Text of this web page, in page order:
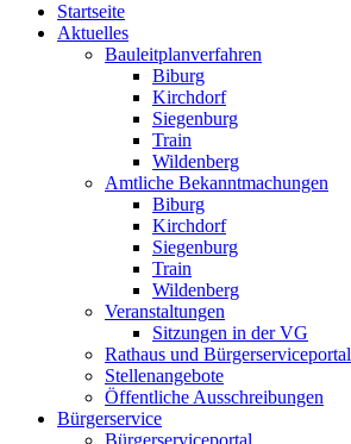
Startseite
Aktuelles
Bauleitplanverfahren
Biburg
Kirchdorf
Siegenburg
Train
Wildenberg
Amtliche Bekanntmachungen
Biburg
Kirchdorf
Siegenburg
Train
Wildenberg
Veranstaltungen
Sitzungen in der VG
Rathaus und Bürgerserviceportal
Stellenangebote
Öffentliche Ausschreibungen
Bürgerservice
Bürgerserviceportal